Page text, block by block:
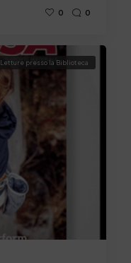
0 0
Letture presso la Biblioteca